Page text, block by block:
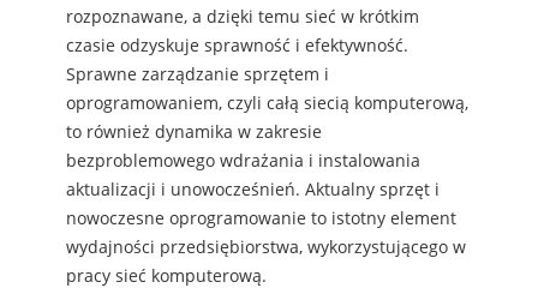
rozpoznawane, a dzięki temu sieć w krótkim
czasie odzyskuje sprawność i efektywność.
Sprawne zarządzanie sprzętem i
oprogramowaniem, czyli całą siecią komputerową,
to również dynamika w zakresie
bezproblemowego wdrażania i instalowania
aktualizacji i unowocześnień. Aktualny sprzęt i
nowoczesne oprogramowanie to istotny element
wydajności przedsiębiorstwa, wykorzystującego w
pracy sieć komputerową.